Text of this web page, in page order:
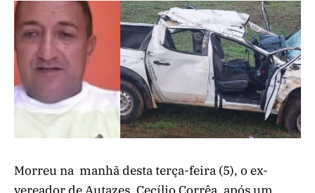
Morreu na manhã desta terça-feira (5), o ex-
vereador de Autazes, Cecílio Corrêa, após um